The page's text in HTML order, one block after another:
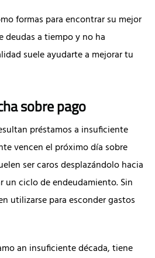
formas para encontrar su mejor
deudas a tiempo y no ha
suele ayudarte a mejorar tu
sobre pago
préstamos a insuficiente
vencen el próximo día sobre
ser caros desplazándolo hacia
un ciclo de endeudamiento. Sin
utilizarse para esconder gastos
an insuficiente década, tiene